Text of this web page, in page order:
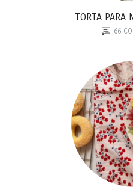
TORTA PARA
66